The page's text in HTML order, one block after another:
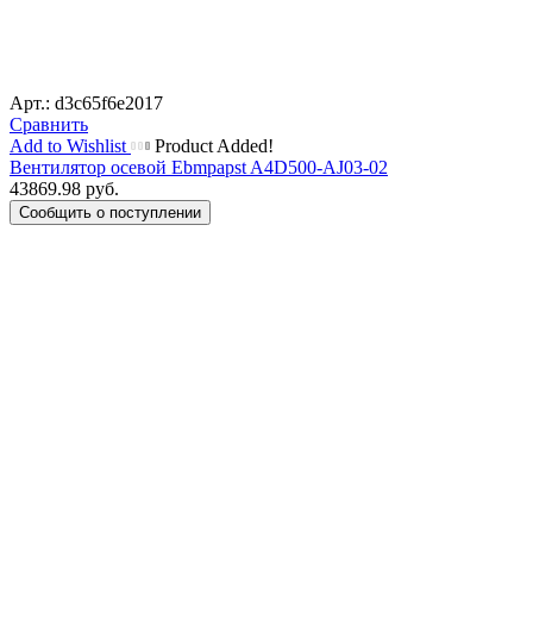
Арт.: d3c65f6e2017
Сравнить
Add to Wishlist
Product Added!
Вентилятор осевой Ebmpapst A4D500-AJ03-02
43869.98 руб.
Сообщить о поступлении